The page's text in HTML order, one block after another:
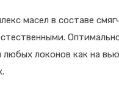
масел в составе
локонов как на